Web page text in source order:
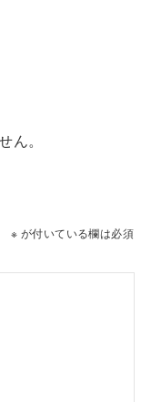
ん。
※ が付いている欄は必須